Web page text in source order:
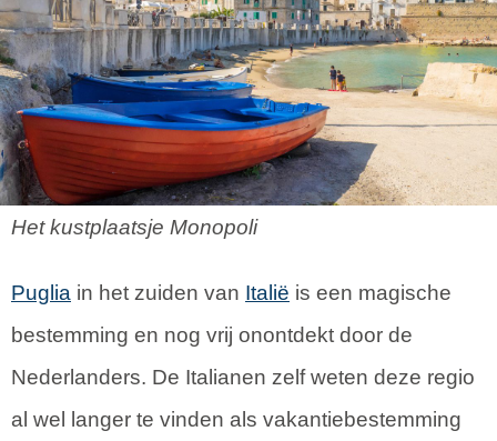
Het kustplaatsje Monopoli
Puglia in het zuiden van Italië is een magische
bestemming en nog vrij onontdekt door de
Nederlanders. De Italianen zelf weten deze regio
al wel langer te vinden als vakantiebestemming